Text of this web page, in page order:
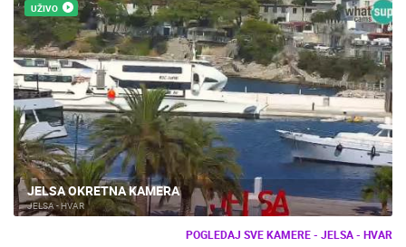
UŽIVO
JELSA OKRETNA KAMERA
JELSA - HVAR
POGLEDAJ SVE KAMERE - JELSA - HVAR